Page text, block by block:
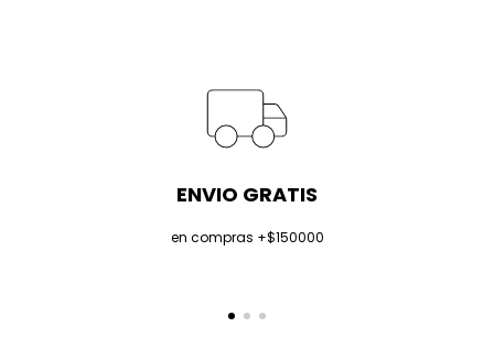
ENVIO GRATIS
en compras +$150000